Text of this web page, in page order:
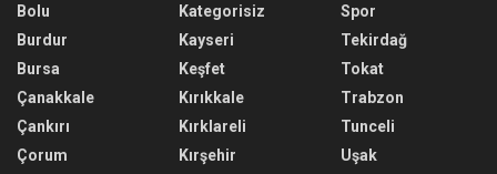
Bolu
Burdur
Bursa
Çanakkale
Çankırı
Çorum
Kategorisiz
Kayseri
Keşfet
Kırıkkale
Kırklareli
Kırşehir
Spor
Tekirdağ
Tokat
Trabzon
Tunceli
Uşak